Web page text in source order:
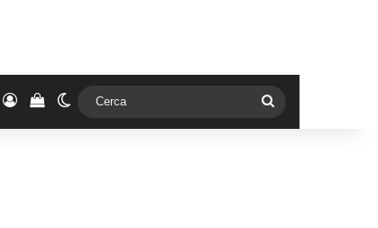
AccediVedi il carrello
Cambia aspetto